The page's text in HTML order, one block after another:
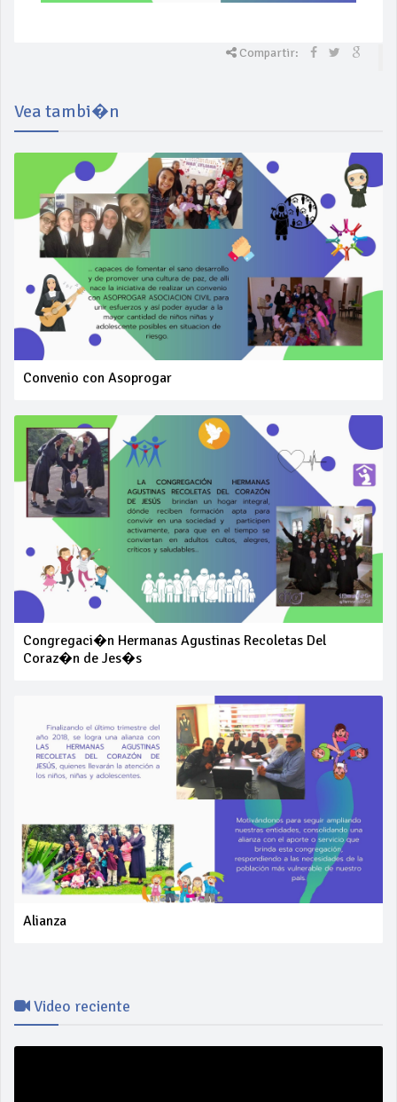
Compartir:
Vea tambi�n
Convenio con Asoprogar
Congregaci�n Hermanas Agustinas Recoletas Del
Coraz�n de Jes�s
Alianza
Video reciente